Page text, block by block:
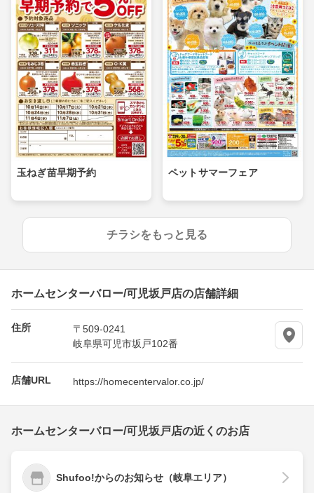
玉ねぎ苗早期予約 ペットサマーフェア
チラシをもっと見る
ホームセンターバロー/可児坂戸店の店舗詳細
住所
〒509-0241
岐阜県可児市坂戸102番
店舗URL https://homecentervalor.co.jp/
ホームセンターバロー/可児坂戸店の近くのお店
Shufoo!からのお知らせ（岐阜エリア）